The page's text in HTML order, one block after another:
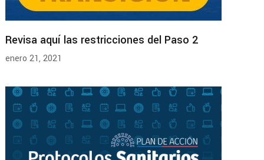
Revisa aquí las restricciones del Paso 2
enero 21, 2021